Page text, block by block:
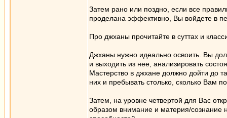
Затем рано или поздно, если все
проделана эффективно, Вы войдете в
Про джханы прочитайте в суттах и
Джханы нужно идеально освоить. Вы
и выходить из нее, анализировать
Мастерство в джхане должно дойти до
них и пребывать столько, сколько Вам
Затем, на уровне четвертой для Вас
образом внимание и материя/сознание